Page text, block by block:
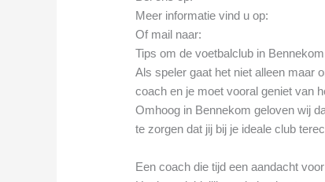
Meer informatie vind u op:
Of mail naar:
Tips om de voetbalclub in
Als speler gaat het niet alleen maar
coach en je moet vooral geniet van
Omhoog in Bennekom geloven wij
te zorgen dat jij bij je ideale club
Een coach die tijd een aandacht